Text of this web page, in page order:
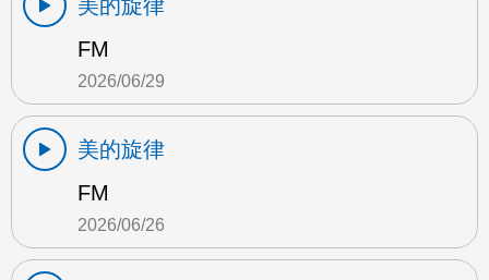
美的旋律
FM
2026/06/29
美的旋律
FM
2026/06/26